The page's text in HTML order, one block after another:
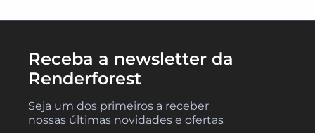
Receba a newsletter da
Renderforest
Seja um dos primeiros a receber
nossas últimas novidades e ofertas